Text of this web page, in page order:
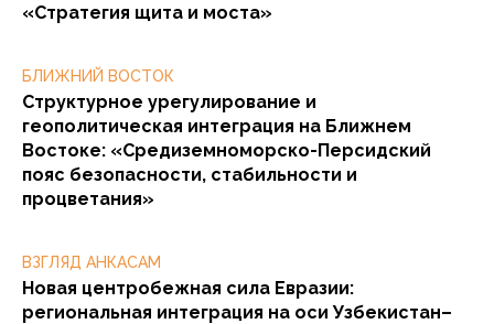
«Стратегия щита и моста»
БЛИЖНИЙ ВОСТОК
Структурное урегулирование и
геополитическая интеграция на Ближнем
Востоке: «Средиземноморско-Персидский
пояс безопасности, стабильности и
процветания»
ВЗГЛЯД АНКАСАМ
Новая центробежная сила Евразии:
региональная интеграция на оси Узбекистан–